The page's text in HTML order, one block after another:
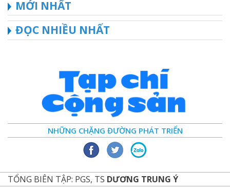
MỚI NHẤT
ĐỌC NHIỀU NHẤT
NHỮNG CHẶNG ĐƯỜNG PHÁT TRIỂN
TỔNG BIÊN TẬP: PGS, TS DƯƠNG TRUNG Ý